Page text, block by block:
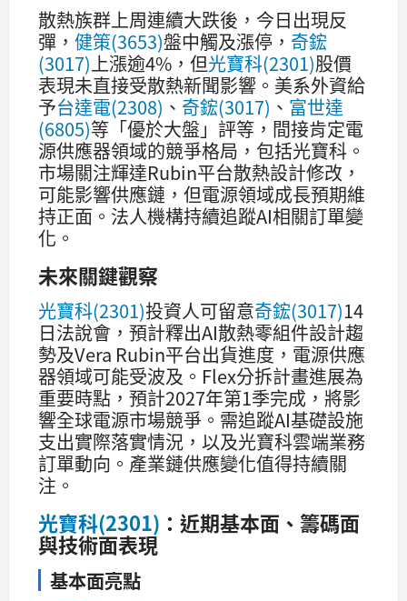
散熱族群上周連續大跌後，今日出現反
彈， 健策(3653)盤中觸及漲停， 奇鋐
(3017)上漲逾4%，但光寶科(2301)股價
表現未直接受散熱新聞影響。美系外資給
予台達電(2308) 、 奇鋐(3017) 、 富世達
(6805)等「優於大盤」評等，間接肯定電
源供應器領域的競爭格局，包括光寶科。
市場關注輝達Rubin平台散熱設計修改，
可能影響供應鏈，但電源領域成長預期維
持正面。法人機構持續追蹤AI相關訂單變
化。
未來關鍵觀察
光寶科(2301)投資人可留意奇鋐(3017)14
日法說會，預計釋出AI散熱零組件設計趨
勢及Vera Rubin平台出貨進度，電源供應
器領域可能受波及。Flex分拆計畫進展為
重要時點，預計2027年第1季完成，將影
響全球電源市場競爭。需追蹤AI基礎設施
支出實際落實情況，以及光寶科雲端業務
訂單動向。產業鏈供應變化值得持續關
注。
光寶科(2301) ：近期基本面、籌碼面
與技術面表現
基本面亮點